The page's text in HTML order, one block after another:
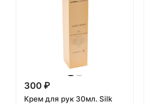
300 ₽
Крем для рук 30мл. Silk